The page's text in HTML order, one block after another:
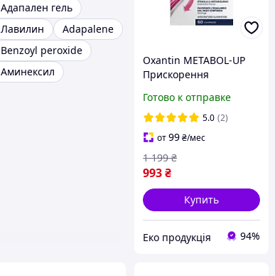
Адапален гель
Лавилин
Adapalene
Benzoyl peroxide
Аминексил
Oxantin METABOL-UP
Прискорення
спалювання жиру,60
таб
Готово к отправке
5.0 (2)
от99₴/мес
993₴
1 199 ₴
Купить
Еко продукція 94%